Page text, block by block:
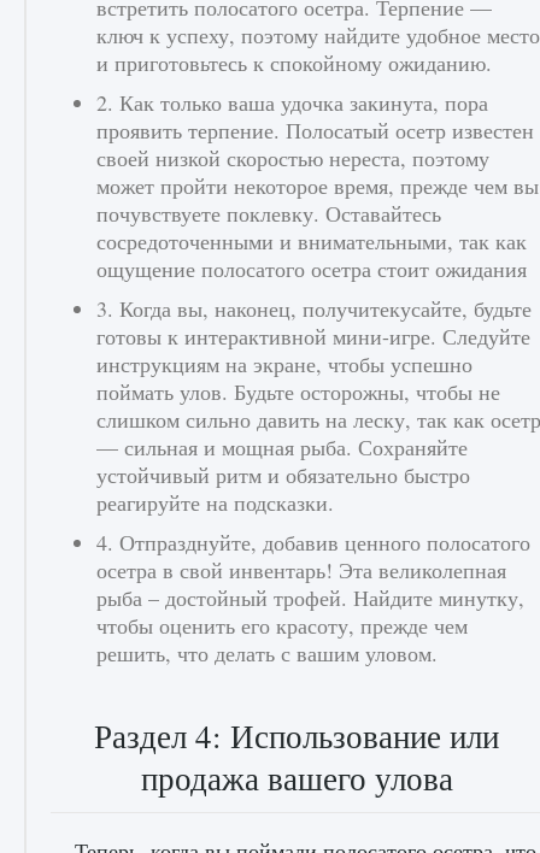
Как исправить текстовую ошибку
пользовательского интерфейса Delta
Force Hawk Ops
9 августа 2024 1 945 0 0
Как проверить статус сервера Delta Force
Hawk Ops
9 августа 2024
Как приручить существ джунглей Нари в
игре Creatures of Ava
встретить полосатого осетра. Терпение —
ключ к успеху, поэтому найдите удобное место
и приготовьтесь к спокойному ожиданию.
2. Как только ваша удочка закинута, пора
проявить терпение. Полосатый осетр известен
своей низкой скоростью нереста, поэтому
может пройти некоторое время, прежде чем вы
почувствуете поклевку. Оставайтесь
сосредоточенными и внимательными, так как
ощущение полосатого осетра стоит ожидания
3. Когда вы, наконец, получитекусайте, будьте
готовы к интерактивной мини-игре. Следуйте
инструкциям на экране, чтобы успешно
поймать улов. Будьте осторожны, чтобы не
слишком сильно давить на леску, так как осетр
— сильная и мощная рыба. Сохраняйте
устойчивый ритм и обязательно быстро
реагируйте на подсказки.
4. Отпразднуйте, добавив ценного полосатого
осетра в свой инвентарь! Эта великолепная
рыба – достойный трофей. Найдите минутку,
чтобы оценить его красоту, прежде чем
решить, что делать с вашим уловом.
Раздел 4: Использование или
продажа вашего улова